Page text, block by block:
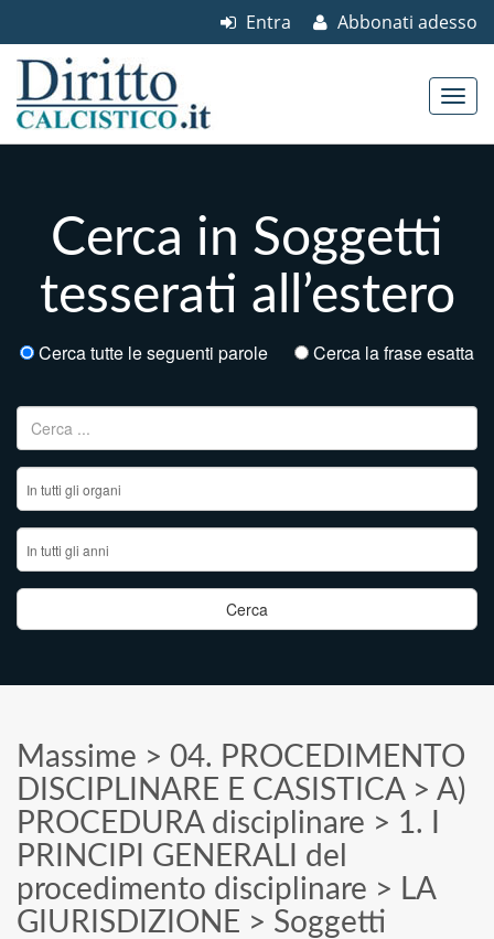
Abbonati adesso
Entra
Cerca in Soggetti
tesserati all’estero
Cerca tutte le seguenti parole Cerca la frase esatta
Ricerca per:
Massime > 04. PROCEDIMENTO
DISCIPLINARE E CASISTICA> A)
PROCEDURA disciplinare > 1. I
PRINCIPI GENERALI del
procedimento disciplinare > LA
GIURISDIZIONE > Soggetti